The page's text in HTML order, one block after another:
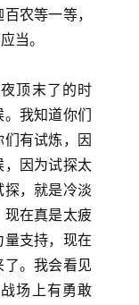
农等一等，
当。
顶末了的时
我知道你们
有试炼，因
因为试探太
，就是冷淡
在真是太疲
支持，现在
。我会看见
场上有勇敢